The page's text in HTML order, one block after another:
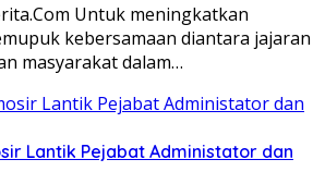
Untuk meningkatkan
kebersamaan diantara jajaran
masyarakat dalam…
Lantik Pejabat Administator dan